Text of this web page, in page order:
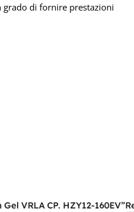
grado di fornire prestazioni
VRLA CP. HZY12-160EV”